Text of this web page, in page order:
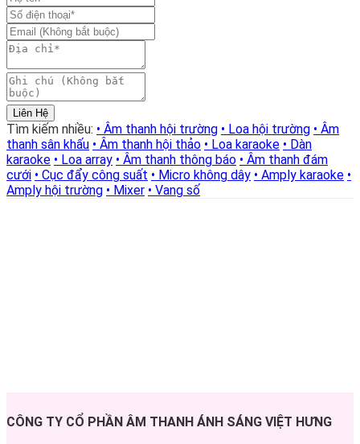
Liên Hệ
Tìm kiếm nhiều: • Âm thanh hội trường • Loa hội trường • Âm
thanh sân khấu • Âm thanh hội thảo • Loa karaoke • Dàn
karaoke • Loa array • Âm thanh thông báo • Âm thanh đám
cưới • Cục đẩy công suất • Micro không dây • Amply karaoke •
Amply hội trường • Mixer • Vang số
CÔNG TY CỔ PHẦN ÂM THANH ÁNH SÁNG VIỆT HƯNG